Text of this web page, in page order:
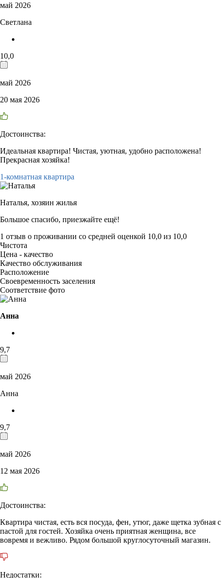
май 2026
Светлана
10,0
май 2026
20 мая 2026
Достоинства:
Идеальная квартира! Чистая, уютная, удобно расположена!
Прекрасная хозяйка!
1-комнатная квартира
Наталья, хозяин жилья
Большое спасибо, приезжайте ещё!
1 отзыв о проживании со средней оценкой 10,0 из 10,0
Чистота
Цена - качество
Качество обслуживания
Расположение
Своевременность заселения
Соответствие фото
Анна
9,7
май 2026
Анна
9,7
май 2026
12 мая 2026
Достоинства:
Квартира чистая, есть вся посуда, фен, утюг, даже щетка зубная с
пастой для гостей. Хозяйка очень приятная женщина, все
вовремя и вежливо. Рядом большой круглосуточный магазин.
Недостатки: